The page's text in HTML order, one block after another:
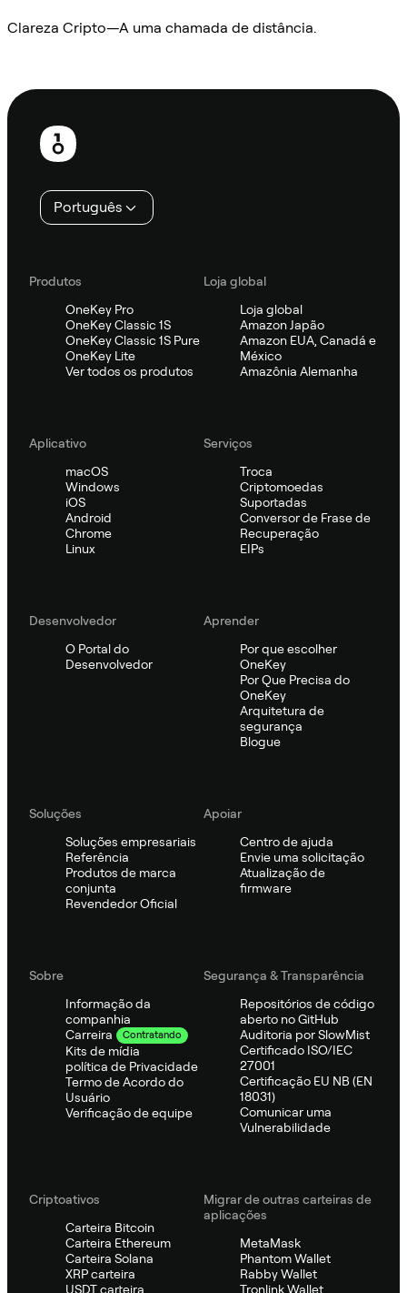
Clareza Cripto—A uma chamada de distância.
Rodapé
Português
Produtos
OneKey Pro
OneKey Classic 1S
OneKey Classic 1S Pure
OneKey Lite
Ver todos os produtos
Loja global
Loja global
Amazon Japão
Amazon EUA, Canadá e
México
Amazônia Alemanha
Aplicativo
macOS
Windows
iOS
Android
Chrome
Linux
Serviços
Troca
Criptomoedas
Suportadas
Conversor de Frase de
Recuperação
EIPs
Desenvolvedor
O Portal do
Desenvolvedor
Aprender
Por que escolher
OneKey
Por Que Precisa do
OneKey
Arquitetura de
segurança
Blogue
Soluções
Soluções empresariais
Referência
Produtos de marca
conjunta
Revendedor Oficial
Apoiar
Centro de ajuda
Envie uma solicitação
Atualização de
firmware
Sobre
Informação da
companhia
Carreira
Contratando
Kits de mídia
política de Privacidade
Termo de Acordo do
Usuário
Verificação de equipe
Segurança & Transparência
Repositórios de código
aberto no GitHub
Auditoria por SlowMist
Certificado ISO/IEC
27001
Certificação EU NB (EN
18031)
Comunicar uma
Vulnerabilidade
Criptoativos
Carteira Bitcoin
Carteira Ethereum
Carteira Solana
XRP carteira
USDT carteira
Migrar de outras carteiras de
aplicações
MetaMask
Phantom Wallet
Rabby Wallet
Tronlink Wallet